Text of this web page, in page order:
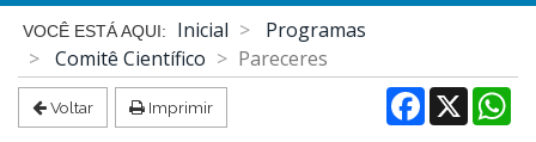
o
menu
para
Início
conteúdo
Inicial
Programas
Comitê Científico
Pareceres
Voltar Imprimir Facebook
X